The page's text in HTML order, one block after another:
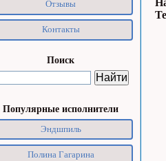
Отзывы
Контакты
Поиск
Популярные исполнители
Эндшпиль
Полина Гагарина